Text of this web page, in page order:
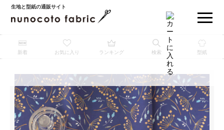
生地と型紙の通販サイト
新着 お気に入り ランキング 検索 型紙